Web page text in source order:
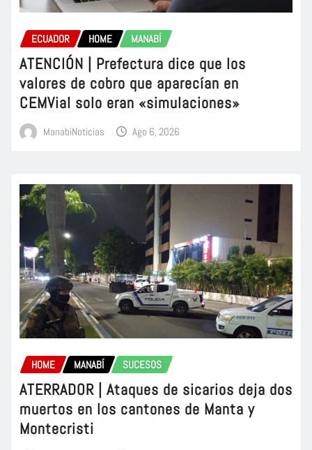
ECUADOR HOME MANABÍ
ATENCIÓN | Prefectura dice que los
valores de cobro que aparecían en
CEMVial solo eran «simulaciones»
ManabiNoticias Ago 6, 2026
HOME MANABÍ SUCESOS
ATERRADOR | Ataques de sicarios deja dos
muertos en los cantones de Manta y
Montecristi